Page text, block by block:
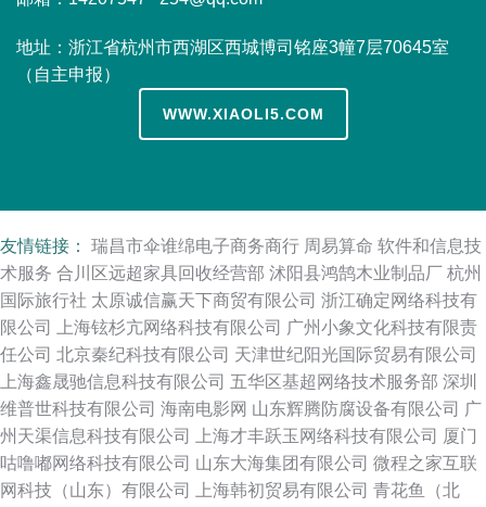
地址：浙江省杭州市西湖区西城博司铭座3幢7层70645室
（自主申报）
WWW.XIAOLI5.COM
友情链接： 瑞昌市伞谁绵电子商务商行 周易算命 软件和信息技
术服务 合川区远超家具回收经营部 沭阳县鸿鹄木业制品厂 杭州
国际旅行社 太原诚信赢天下商贸有限公司 浙江确定网络科技有
限公司
上海铉杉亢网络科技有限公司 广州小象文化科技有限责
任公司 北京秦纪科技有限公司 天津世纪阳光国际贸易有限公司
上海鑫晟驰信息科技有限公司 五华区基超网络技术服务部 深圳
维普世科技有限公司 海南电影网 山东辉腾防腐设备有限公司 广
州天渠信息科技有限公司
上海才丰跃玉网络科技有限公司 厦门
咕噜嘟网络科技有限公司 山东大海集团有限公司 微程之家互联
网科技（山东）有限公司
上海韩初贸易有限公司 青花鱼（北